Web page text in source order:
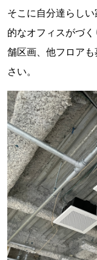
そこに自分達らし
的なオフィスがづ
舗区画、他フロア
さい。